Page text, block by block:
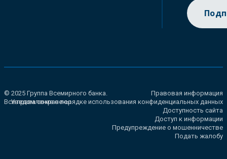
© 2025 Группа Всемирного банка.
Все права сохранены.
Правовая информация
Уведомление о порядке использования конфиденциальных данных
Доступность сайта
Доступ к информации
Предупреждение о мошенничестве
Подать жалобу